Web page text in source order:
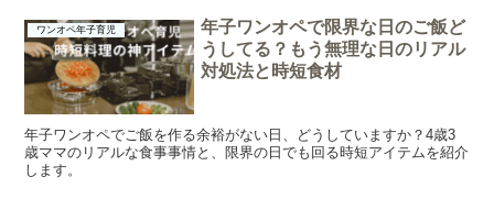
ワンオペ年子育児
年子ワンオペで限界な日のご飯ど
うしてる？もう無理な日のリアル
対処法と時短食材
年子ワンオペでご飯を作る余裕がない日、どうしていますか？4歳3
歳ママのリアルな食事事情と、限界の日でも回る時短アイテムを紹介
します。